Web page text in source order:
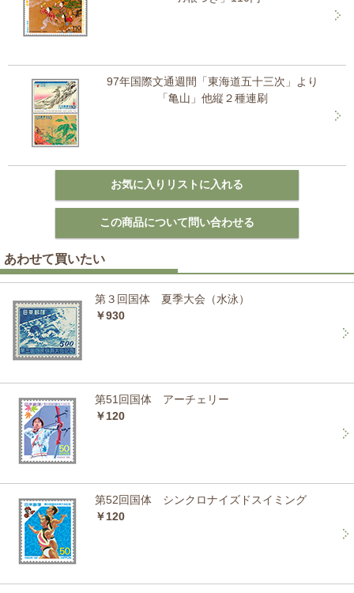
97年国際文通週間「東海道五十三次」より
「亀山」他縦２種連刷
あわせて買いたい
第３回国体 夏季大会（水泳）
￥930
第51回国体 アーチェリー
￥120
第52回国体 シンクロナイズドスイミング
￥120